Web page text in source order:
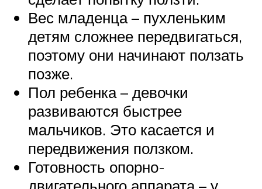
Вес младенца – пухленьким
детям сложнее передвигаться,
поэтому они начинают ползать
позже.
Пол ребенка – девочки
развиваются быстрее
мальчиков. Это касается и
передвижения ползком.
Готовность опорно-